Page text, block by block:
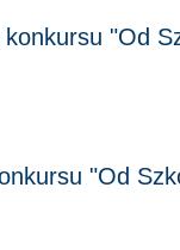
konkursu "Od
"Od